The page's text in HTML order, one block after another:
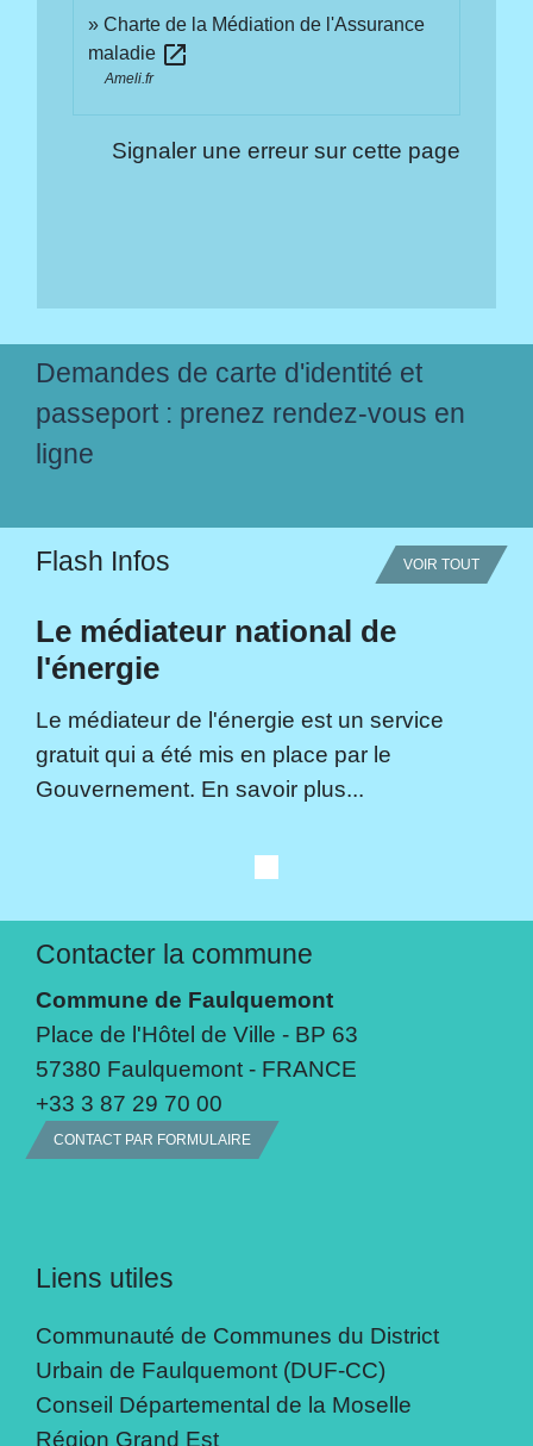
Charte de la Médiation de l'Assurance
maladie open_in_new
Ameli.fr
Signaler une erreur sur cette page
Demandes de carte d'identité et
passeport : prenez rendez-vous en
ligne
Flash Infos VOIR TOUT
Le médiateur national de
l'énergie
Le médiateur de l'énergie est un service
gratuit qui a été mis en place par le
Gouvernement. En savoir plus...
Contacter la commune
Commune de Faulquemont
Place de l'Hôtel de Ville - BP 63
57380 Faulquemont - FRANCE
+33 3 87 29 70 00
CONTACT PAR FORMULAIRE
Liens utiles
Communauté de Communes du District
Urbain de Faulquemont (DUF-CC)
Conseil Départemental de la Moselle
Région Grand Est